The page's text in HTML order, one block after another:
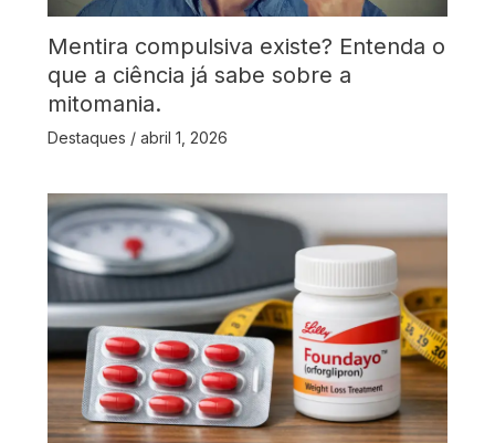
Mentira compulsiva existe? Entenda o
que a ciência já sabe sobre a
mitomania.
Destaques / abril 1, 2026